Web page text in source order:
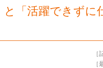
「活躍できずに